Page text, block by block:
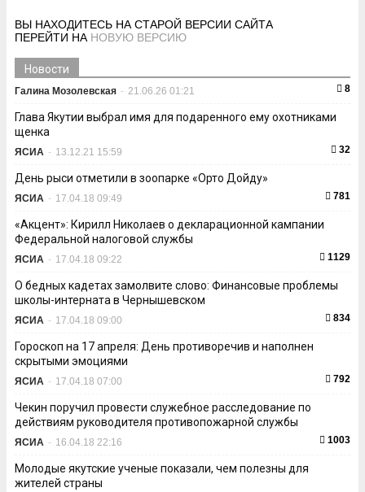
ВЫ НАХОДИТЕСЬ НА СТАРОЙ ВЕРСИИ САЙТА
ПЕРЕЙТИ НА НОВУЮ ВЕРСИЮ
Новости
Галина Мозолевская - 21.06.26 01:21 8
Глава Якутии выбрал имя для подаренного ему охотниками
щенка
ЯСИА - 13.12.21 15:59 32
День рыси отметили в зоопарке «Орто Дойду»
ЯСИА - 17.04.18 09:49 781
«Акцент»: Кирилл Николаев о декларационной кампании
Федеральной налоговой службы
ЯСИА - 17.04.18 09:22 1129
О бедных кадетах замолвите слово: Финансовые проблемы
школы-интерната в Чернышевском
ЯСИА - 17.04.18 09:00 834
Гороскоп на 17 апреля: День противоречив и наполнен
скрытыми эмоциями
ЯСИА - 17.04.18 07:00 792
Чекин поручил провести служебное расследование по
действиям руководителя противопожарной службы
ЯСИА - 16.04.18 22:16 1003
Молодые якутские ученые показали, чем полезны для
жителей страны